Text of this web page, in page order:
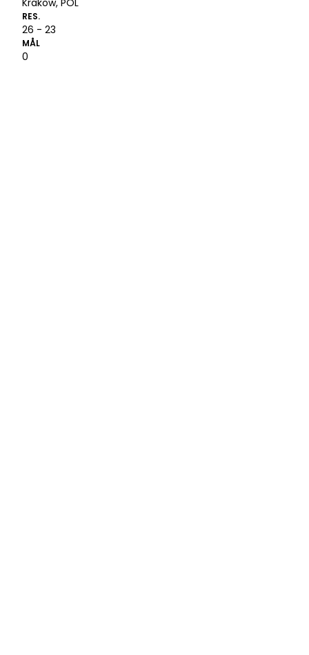
Krakow, POL
RES.
26 - 23
MÅL
0